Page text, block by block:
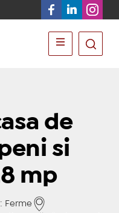
de
si
mp
Ferme